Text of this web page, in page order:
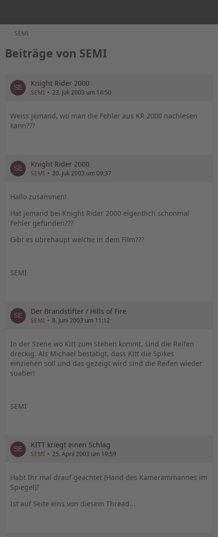
SEMI
Beiträge von SEMI
Knight Rider 2000
SEMI 23. Juli 2003 um 14:50
Weiss jemand, wo man die Fehler aus KR 2000 nachlesen
kann???
Knight Rider 2000
SEMI 20. Juli 2003 um 09:37
Hallo zusammen!
Hat jemand bei Knight Rider 2000 eigentlich schonmal
Fehler gefunden???
Gibt es übrehaupt welche in dem Film???
SEMI
Der Brandstifter / Hills of Fire
SEMI 8. Juni 2003 um 11:12
In der Szene wo Kitt zum Stehen kommt, sind die Reifen
dreckig. Als Michael bestätigt, dass Kitt die Spikes
einziehen soll und das gezeigt wird sind die Reifen wieder
suaber!
SEMI
KITT kriegt einen Schlag
SEMI 25. April 2003 um 19:59
Habt Ihr mal drauf geachtet (Hand des Kamerammannes im
Spiegel)?
Ist auf Seite eins von diesem Thread...